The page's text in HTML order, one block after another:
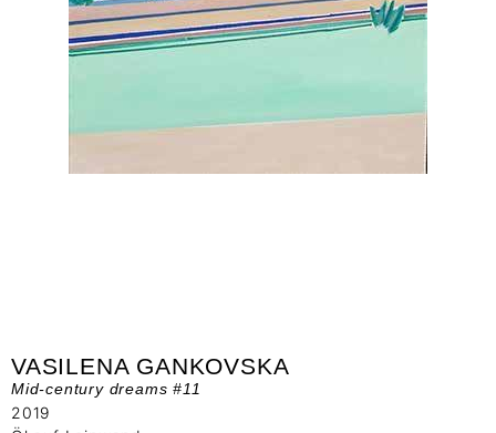
VASILENA GANKOVSKA
Mid-century dreams #11
2019